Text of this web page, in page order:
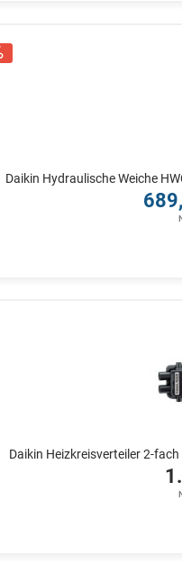
Daikin Hydraulische Weiche
Daikin Heizkreisverteiler 2-